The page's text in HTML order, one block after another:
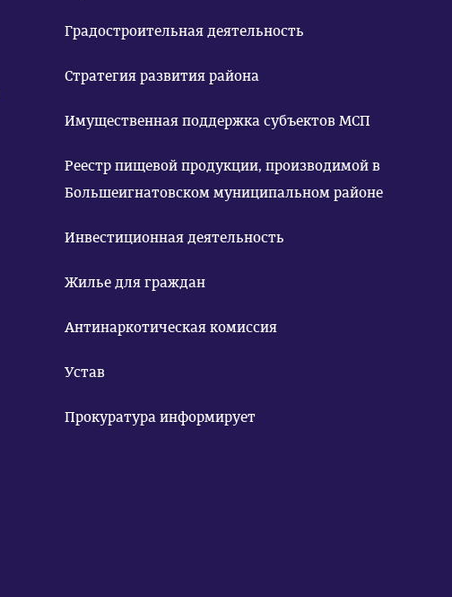
Градостроительная деятельность
Стратегия развития района
Имущественная поддержка субъектов МСП
Реестр пищевой продукции, производимой в
Большеигнатовском муниципальном районе
Инвестиционная деятельность
Жилье для граждан
Антинаркотическая комиссия
Устав
Прокуратура информирует